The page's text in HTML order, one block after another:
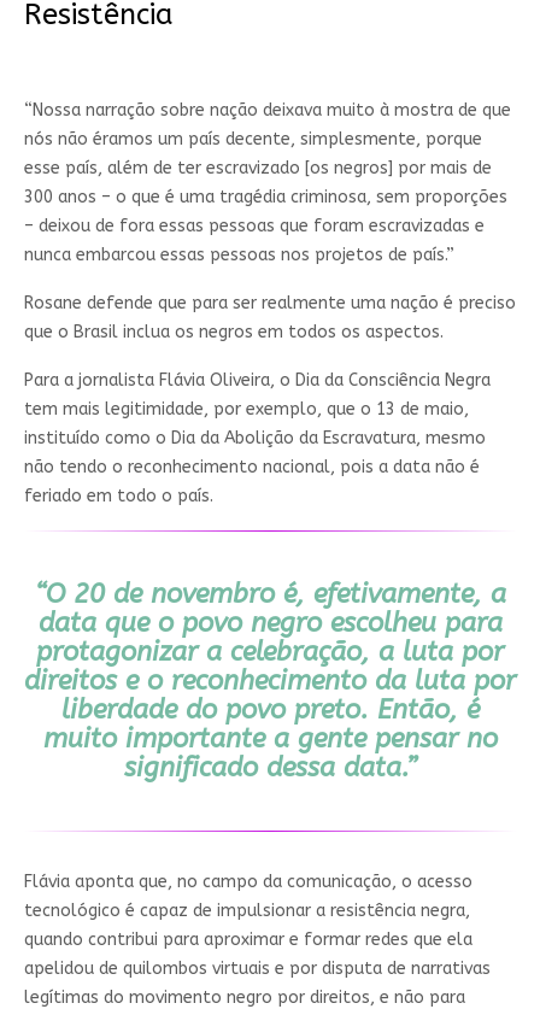
Resistência
“Nossa narração sobre nação deixava muito à mostra de que
nós não éramos um país decente, simplesmente, porque
esse país, além de ter escravizado [os negros] por mais de
300 anos – o que é uma tragédia criminosa, sem proporções
– deixou de fora essas pessoas que foram escravizadas e
nunca embarcou essas pessoas nos projetos de país.”
Rosane defende que para ser realmente uma nação é preciso
que o Brasil inclua os negros em todos os aspectos.
Para a jornalista Flávia Oliveira, o Dia da Consciência Negra
tem mais legitimidade, por exemplo, que o 13 de maio,
instituído como o Dia da Abolição da Escravatura, mesmo
não tendo o reconhecimento nacional, pois a data não é
feriado em todo o país.
“O 20 de novembro é, efetivamente, a
data que o povo negro escolheu para
protagonizar a celebração, a luta por
direitos e o reconhecimento da luta por
liberdade do povo preto. Então, é
muito importante a gente pensar no
significado dessa data.”
Flávia aponta que, no campo da comunicação, o acesso
tecnológico é capaz de impulsionar a resistência negra,
quando contribui para aproximar e formar redes que ela
apelidou de quilombos virtuais e por disputa de narrativas
legítimas do movimento negro por direitos, e não para